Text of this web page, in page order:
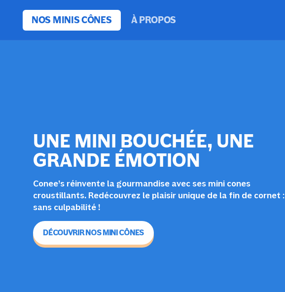
passer
contenu
NOS MINIS CÔNES À PROPOS
UNE MINI BOUCHÉE, UNE
GRANDE ÉMOTION
Conee’s réinvente la gourmandise avec ses mini cones
croustillants. Redécouvrez le plaisir unique de la fin de cornet :
sans culpabilité !
DÉCOUVRIR NOS MINI CÔNES